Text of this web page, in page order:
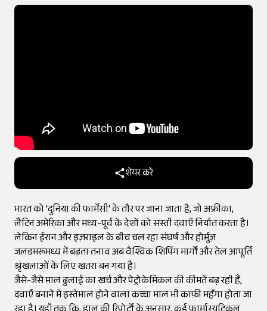
शेयर करें
भारत को 'दुनिया की फार्मेसी' के तौर पर जाना जाता है, जो अफ्रीका,
लैटिन अमेरिका और मध्य-पूर्व के देशों को सस्ती दवाएँ निर्यात करता है।
लेकिन ईरान और इज़राइल के बीच चल रहा संघर्ष और होर्मुज़
जलडमरूमध्य में बढ़ता तनाव अब वैश्विक शिपिंग मार्गों और तेल आपूर्ति
श्रृंखलाओं के लिए खतरा बन गया है।
जैसे-जैसे माल ढुलाई का खर्च और पेट्रोकेमिकल की कीमतें बढ़ रही हैं,
दवाएँ बनाने में इस्तेमाल होने वाला कच्चा माल भी काफ़ी महँगा होता जा